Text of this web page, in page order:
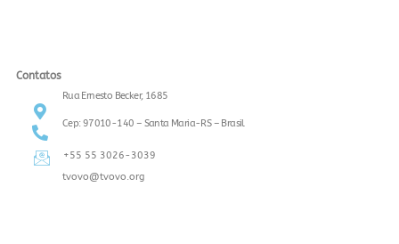
Contatos
Rua Ernesto Becker, 1685
Cep: 97010-140 – Santa Maria-RS – Brasil
+55 55 3026-3039
tvovo@tvovo.org